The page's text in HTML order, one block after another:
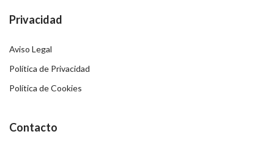
Privacidad
Aviso Legal
Política de Privacidad
Política de Cookies
Contacto